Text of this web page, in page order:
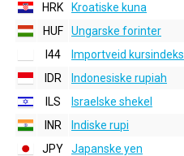
HRK
Kroatiske kuna
HUF
Ungarske forinter
I44
Importveid kursindeks
IDR
Indonesiske rupiah
ILS
Israelske shekel
INR
Indiske rupi
JPY
Japanske yen